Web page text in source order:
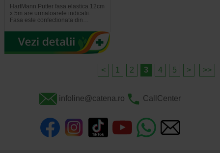
HartMann Putter fasa elastica 12cm
x 5m are urmatoarele indicatii:
Fasa este confectionata din…
< 1 2 3 4 5 > >>
infoline@catena.ro CallCenter